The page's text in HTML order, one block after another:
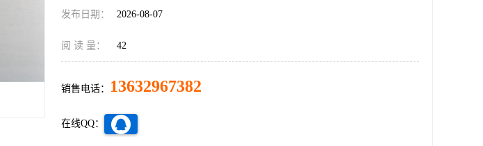
发布日期： 2026-08-07
阅 读 量： 42
销售电话： 13632967382
在线QQ：